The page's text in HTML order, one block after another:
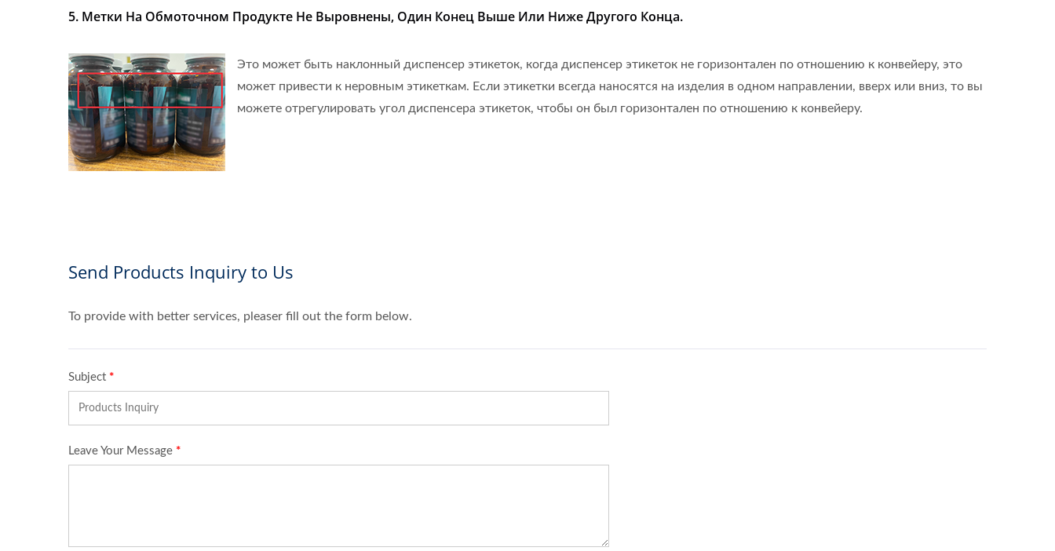
5. Метки На Обмоточном Продукте Не Выровнены, Один Конец Выше Или Ниже Другого Конца.
Это может быть наклонный диспенсер этикеток, когда диспенсер этикеток не горизонтален по отношению к конвейеру, это
может привести к неровным этикеткам. Если этикетки всегда наносятся на изделия в одном направлении, вверх или вниз, то вы
можете отрегулировать угол диспенсера этикеток, чтобы он был горизонтален по отношению к конвейеру.